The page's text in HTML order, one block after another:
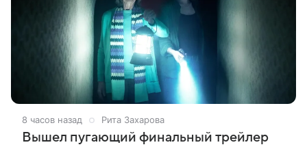
8 часов назад Рита Захарова
Вышел пугающий финальный трейлер